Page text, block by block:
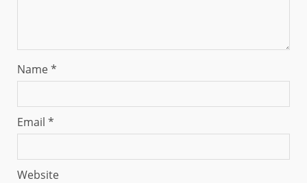
Name*
Email *
Website